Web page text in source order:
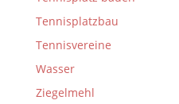
Tennisplatzbau
Tennisvereine
Wasser
Ziegelmehl